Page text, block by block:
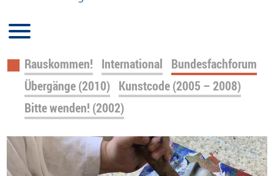
Navigation
überspringen
Rauskommen! International Bundesfachforum
Übergänge (2010) Kunstcode (2005 – 2008)
Bitte wenden! (2002)